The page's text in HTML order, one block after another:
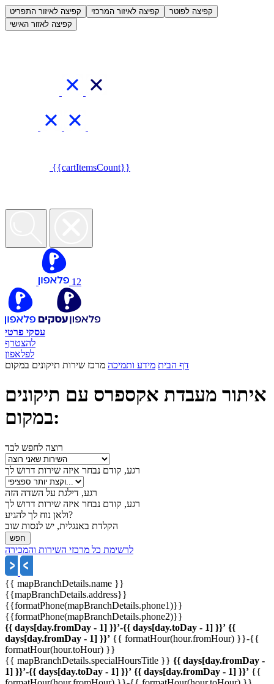
קפיצה לאיזור התפריט קפיצה לאיזור המרכזי
קפיצה לפוטר
קפיצה לאזור האישי
{{cartItemsCount}}
12
עסקי פרטי
להצטרף
לפלאפון
דף הבית מידע ותמיכה מרכז שירות תיקונים במקום
איתור מעבדת אקספרס עם תיקונים
במקום:
רוצה לחפש לבד
רגע, קודם נבחר איזה שירות דרוש לך
רגע, דילגת על השדה הזה
רגע, קודם נבחר איזה שירות דרוש לך
ולאן נוח לך להגיע?
הקלדת באנגלית, יש לנסות שוב
חפש
לרשימת כל מרכזי השירות והמכירה
{{ mapBranchDetails.name }}
{{mapBranchDetails.address}}
{{formatPhone(mapBranchDetails.phone1)}}
{{formatPhone(mapBranchDetails.phone2)}}
{{ days[day.fromDay - 1] }}’-{{ days[day.toDay - 1] }}’ {{
days[day.fromDay - 1] }}’ {{ formatHour(hour.fromHour) }}-{{
formatHour(hour.toHour) }}
{{ mapBranchDetails.specialHoursTitle }} {{ days[day.fromDay -
1] }}’-{{ days[day.toDay - 1] }}’ {{ days[day.fromDay - 1] }}’ {{